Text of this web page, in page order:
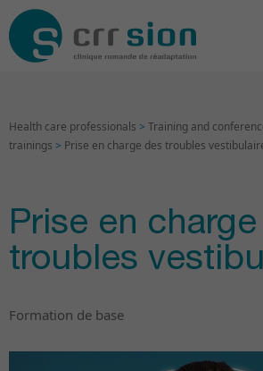
Health care professionals > Training and
trainings > Prise en charge des troubles
Prise en
troubles
Formation de base